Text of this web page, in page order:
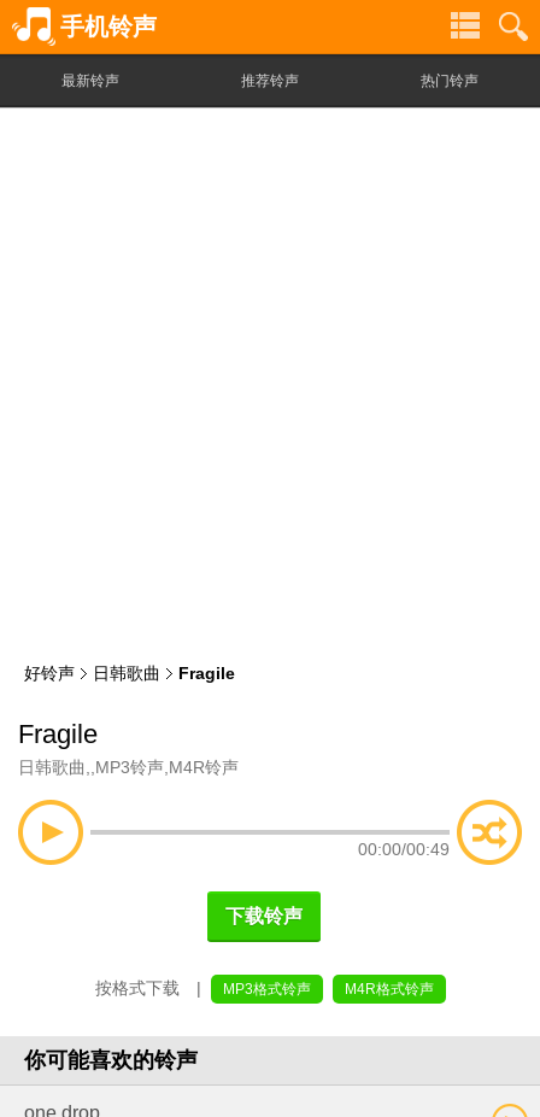
手机铃声
最新铃声 推荐铃声 热门铃声
好铃声 日韩歌曲 Fragile
Fragile
日韩歌曲 MP3铃声 M4R铃声
00:00/00:49
下载铃声
按格式下载 | MP3格式铃声 M4R格式铃声
你可能喜欢的铃声
one drop